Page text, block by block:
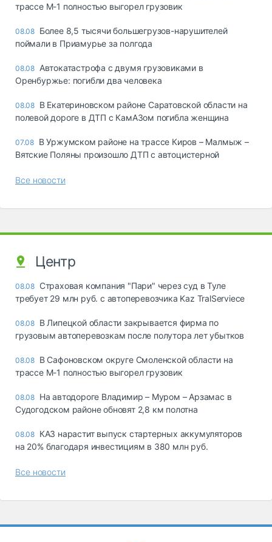
трассе М-1 полностью выгорел грузовик
08.08 Более 8,5 тысячи большегрузов-нарушителей
поймали в Приамурье за полгода
08.08 Автокатастрофа с двумя грузовиками в
Оренбуржье: погибли два человека
08.08 В Екатериновском районе Саратовской области на
полевой дороге в ДТП с КамАЗом погибла женщина
07.08 В Уржумском районе на трассе Киров – Малмыж –
Вятские Поляны произошло ДТП с автоцистерной
Все новости
Центр
08.08 Страховая компания "Пари" через суд в Туле
требует 29 млн руб. с автоперевозчика Kaz TralServiece
08.08 В Липецкой области закрывается фирма по
грузовым автоперевозкам после полутора лет убытков
08.08 В Сафоновском округе Смоленской области на
трассе М-1 полностью выгорел грузовик
08.08 На автодороге Владимир – Муром – Арзамас в
Судогодском районе обновят 2,8 км полотна
08.08 КАЗ нарастит выпуск стартерных аккумуляторов
на 20% благодаря инвестициям в 380 млн руб.
Все новости